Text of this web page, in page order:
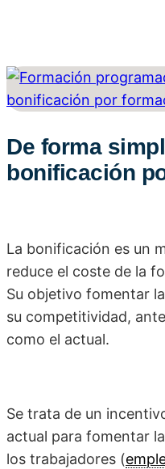
De forma
bonificación
La bonificación es un
reduce el coste de la
Su objetivo fomentar
su competitividad,
como el actual.
Se trata de un
actual para fomentar la
los trabajadores (